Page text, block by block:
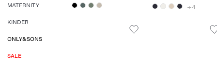
MATERNITY
KINDER
ONLY&SONS
SALE
+4